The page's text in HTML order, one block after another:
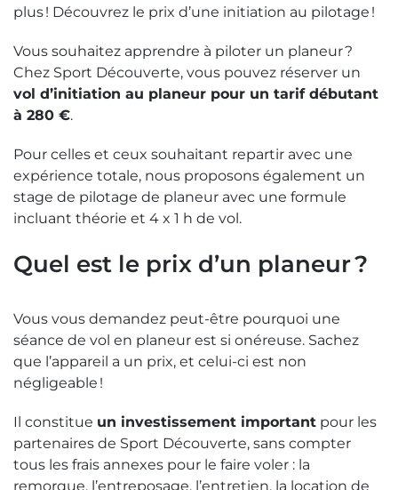
plus ! Découvrez le prix d’une initiation au pilotage !
Vous souhaitez apprendre à piloter un planeur ?
Chez Sport Découverte, vous pouvez réserver un
vol d’initiation au planeur pour un tarif débutant
à 280 €.
Pour celles et ceux souhaitant repartir avec une
expérience totale, nous proposons également un
stage de pilotage de planeur avec une formule
incluant théorie et 4 x 1 h de vol.
Quel est le prix d’un planeur ?
Vous vous demandez peut-être pourquoi une
séance de vol en planeur est si onéreuse. Sachez
que l’appareil a un prix, et celui-ci est non
négligeable !
Il constitue un investissement important pour les
partenaires de Sport Découverte, sans compter
tous les frais annexes pour le faire voler : la
remorque, l’entreposage, l’entretien, la location de